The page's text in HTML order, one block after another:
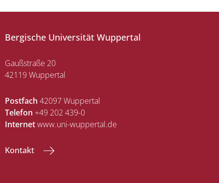
Bergische Universität Wuppertal
Gaußstraße 20
42119 Wuppertal
Postfach 42097 Wuppertal
Telefon +49 202 439-0
Internetwww.uni-wuppertal.de
Kontakt